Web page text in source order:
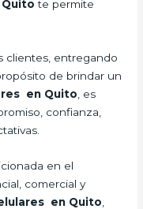
te permite
clientes, entregando
de brindar un
en Quito , es
confianza,
en el
comercial y
en Quito